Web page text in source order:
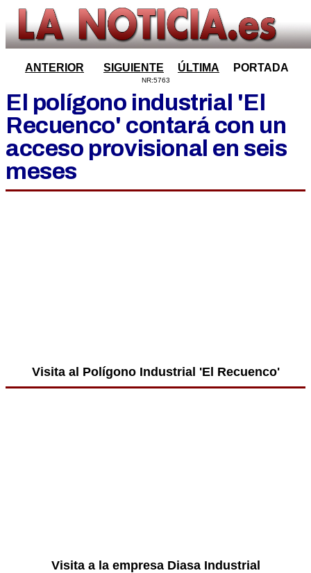
ANTERIOR SIGUIENTE ÚLTIMA PORTADA
NR:5763
El polígono industrial 'El
Recuenco' contará con un
acceso provisional en seis
meses
Visita al Polígono Industrial 'El Recuenco'
Visita a la empresa Diasa Industrial